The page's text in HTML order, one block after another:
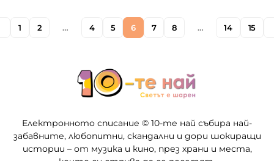
1 2 … 4 5 6 7 8 … 14 15
Електронното списание © 10-те най събира най-
забавните, любопитни, скандални и дори шокиращи
истории – от музика и кино, през храни и места,